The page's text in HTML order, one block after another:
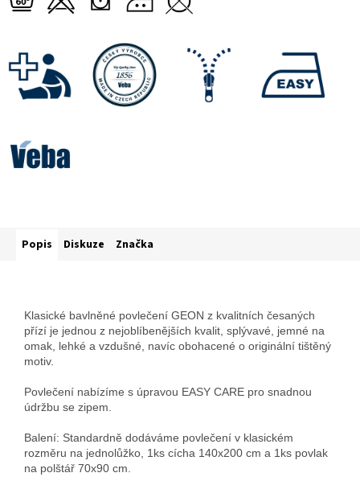
Popis Diskuze Značka
Klasické bavlněné povlečení GEON z kvalitních česaných
přízí je jednou z nejoblíbenějších kvalit, splývavé, jemné na
omak, lehké a vzdušné, navíc obohacené o originální tištěný
motiv.
Povlečení nabízíme s úpravou EASY CARE pro snadnou
údržbu se zipem.
Balení: Standardně dodáváme povlečení v klasickém
rozměru na jednolůžko, 1ks cícha 140x200 cm a 1ks povlak
na polštář 70x90 cm.